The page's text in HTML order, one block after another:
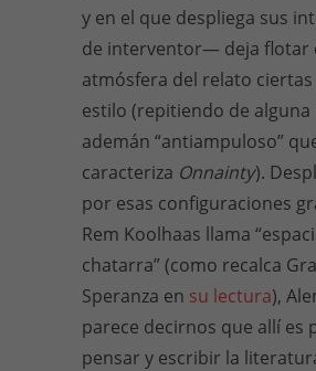
y en el que despliega sus
de interventor— deja flotar
atmósfera del relato
estilo (repitiendo de
ademán “antiampuloso”
caracteriza Onnainty).
por esas configuraciones
Rem Koolhaas llama
chatarra” (como recalca
Speranza en su lectura),
parece decirnos que allí es
pensar y escribir la